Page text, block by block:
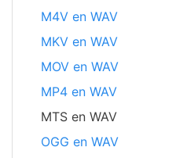
M4V en WAV
MKV en WAV
MOV en WAV
MP4 en WAV
MTS en WAV
OGG en WAV